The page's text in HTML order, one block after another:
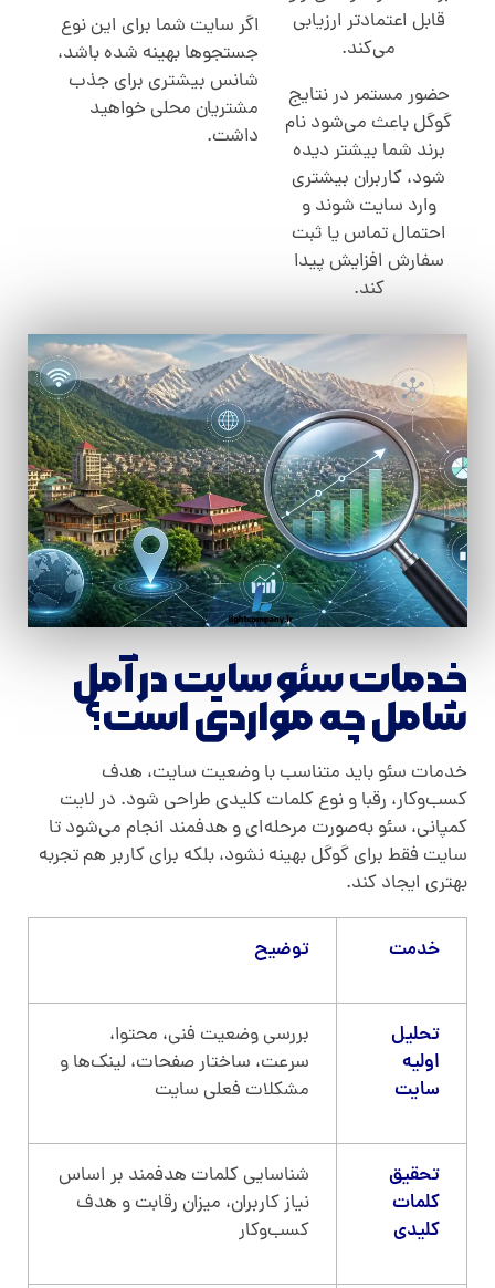
قابل اعتمادتر ارزیابی
می‌کند.
حضور مستمر در نتایج
گوگل باعث می‌شود نام
برند شما بیشتر دیده
شود، کاربران بیشتری
وارد سایت شوند و
احتمال تماس یا ثبت
سفارش افزایش پیدا
کند.
اگر سایت شما برای این نوع
جستجوها بهینه شده باشد،
شانس بیشتری برای جذب
مشتریان محلی خواهید
داشت.
خدمات سئو سایت در آمل
شامل چه مواردی است؟
خدمات سئو باید متناسب با وضعیت سایت، هدف
کسب‌وکار، رقبا و نوع کلمات کلیدی طراحی شود. در لایت
کمپانی، سئو به‌صورت مرحله‌ای و هدفمند انجام می‌شود تا
سایت فقط برای گوگل بهینه نشود، بلکه برای کاربر هم تجربه
بهتری ایجاد کند.
خدمت توضیح
تحلیل
اولیه
سایت
بررسی وضعیت فنی، محتوا،
سرعت، ساختار صفحات، لینک‌ها و
مشکلات فعلی سایت
تحقیق
کلمات
کلیدی
شناسایی کلمات هدفمند بر اساس
نیاز کاربران، میزان رقابت و هدف
کسب‌وکار